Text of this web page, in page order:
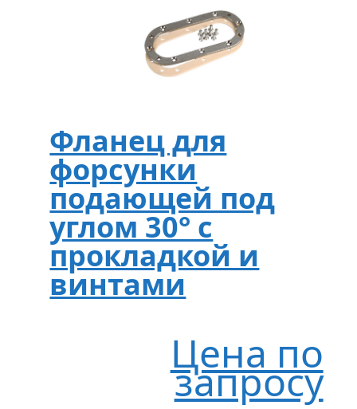
Фланец для
форсунки
подающей под
углом 30° с
прокладкой и
винтами
Цена по
запросу